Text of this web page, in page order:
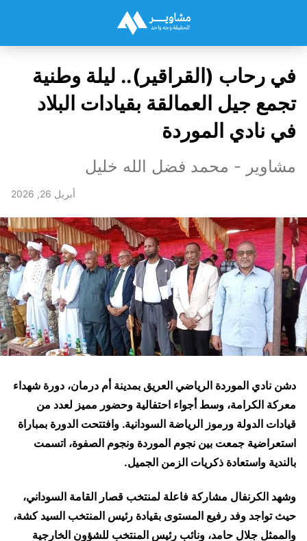
في رحاب (القراقير).. ليلة وطنية
تجمع جيل العمالقة بقيادات البلاد
في نادي الموردة
مشاوير - محمد فضل الله خليل
أبريل 26, 2026
دشن نادي الموردة الرياضي العريق بمدينة أم درمان، دورة شهداء
معركة الكرامة، وسط أجواء احتفالية وحضور مميز لعدد من
قيادات الدولة ورموز الرياضة السودانية. وافتتحت الدورة بمباراة
استعراضية جمعت بين نجوم الموردة ونجوم الصفوة، اتسمت
بالندية واستعادة ذكريات الزمن الجميل.
وشهد الكرنفال مشاركة فاعلة لمنتخب قصار القامة السوداني،
حيث تواجد وفد رفيع المستوى بقيادة رئيس المنتخب السيد كشة،
والممثل جلال حامد، ونائب رئيس المنتخب للشؤون الخارجية